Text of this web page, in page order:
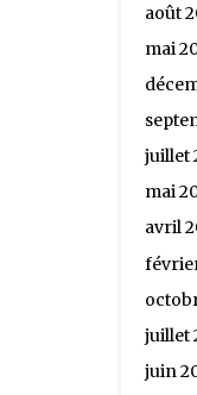
août
mai
juillet
mai
avril
juillet
juin